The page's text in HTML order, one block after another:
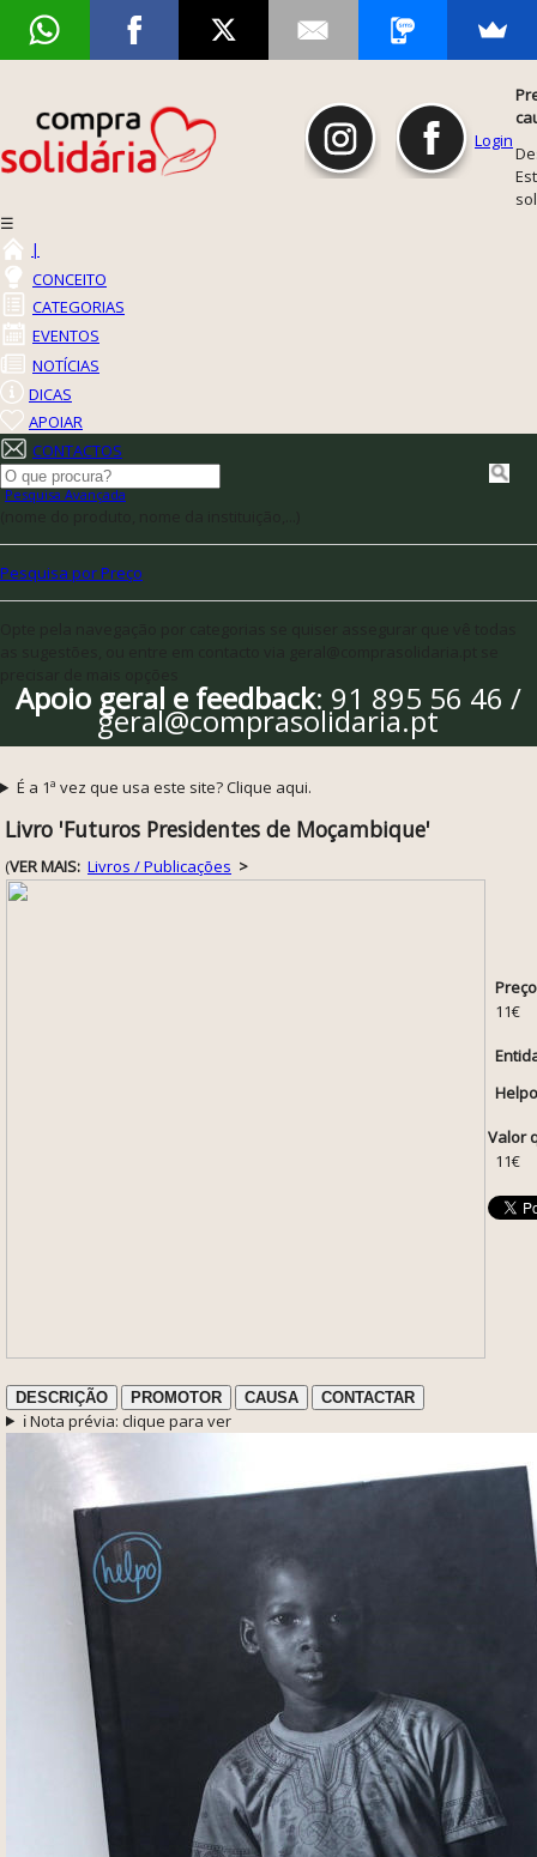
Login
☰
|
CONCEITO
CATEGORIAS
EVENTOS
NOTÍCIAS
DICAS
APOIAR
CONTACTOS
Pesquisa Avançada
Pesquisa por Preço
Apoio geral e feedback: 91 895 56 46 /
geral@comprasolidaria.pt
É a 1ª vez que usa este site? Clique aqui.
Livro 'Futuros Presidentes de Moçambique'
(VER MAIS: Livros / Publicações >
11€
Helpo
Valor
11€
DESCRIÇÃO PROMOTOR CAUSA CONTACTAR
ℹ️ Nota prévia: clique para ver